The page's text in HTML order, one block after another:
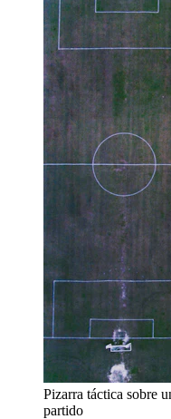
Pizarra táctica sobre
partido